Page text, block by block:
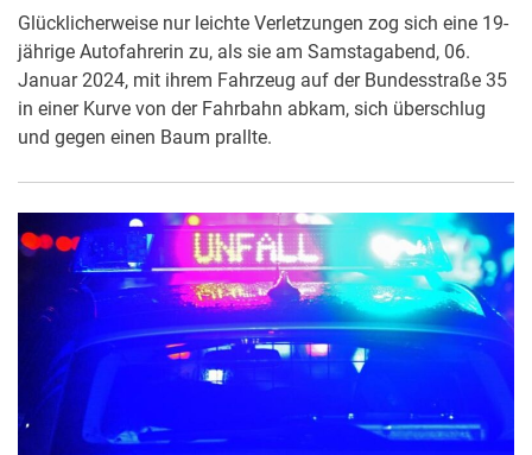
Glücklicherweise nur leichte Verletzungen zog sich eine 19-
jährige Autofahrerin zu, als sie am Samstagabend, 06.
Januar 2024, mit ihrem Fahrzeug auf der Bundesstraße 35
in einer Kurve von der Fahrbahn abkam, sich überschlug
und gegen einen Baum prallte.